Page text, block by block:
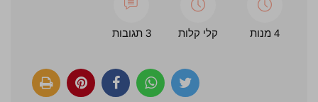
4 מנות קלי קלות 3 תגובות